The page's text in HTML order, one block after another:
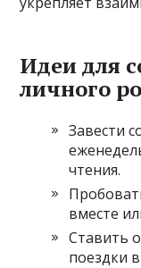
Идеи для
личного
Завести
чтения.
вместе
Ставить
поездки